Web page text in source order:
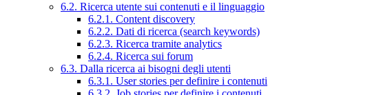
6.2. Ricerca utente sui contenuti e il linguaggio
6.2.1. Content discovery
6.2.2. Dati di ricerca (search keywords)
6.2.3. Ricerca tramite analytics
6.2.4. Ricerca sui forum
6.3. Dalla ricerca ai bisogni degli utenti
6.3.1. User stories per definire i contenuti